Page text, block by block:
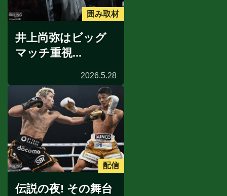
囲み取材
井上尚弥はビッグ
マッチ重視...
2026.5.28
配信
伝説の夜! その舞台